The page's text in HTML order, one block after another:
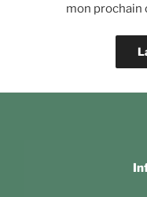
mon prochain